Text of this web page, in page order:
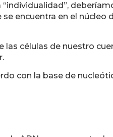
encuentra en el núcleo
las células de nuestro
con la base de